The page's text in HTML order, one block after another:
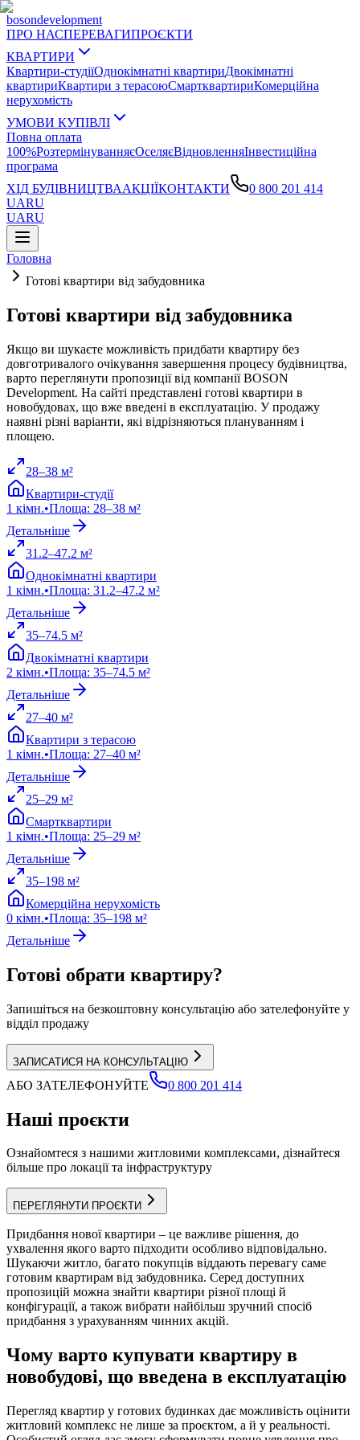
bosondevelopment
ПРО НАСПЕРЕВАГИПРОЄКТИ
КВАРТИРИ
Квартири-студіїОднокімнатні квартириДвокімнатні
квартириКвартири з терасоюСмартквартириКомерційна
нерухомість
УМОВИ КУПІВЛІ
Повна оплата
100%РозтермінуванняєОселяєВідновленняІнвестиційна
програма
ХІД БУДІВНИЦТВААКЦІЇКОНТАКТИ
0 800 201 414
UARU
UARU
Головна
Готові квартири від забудовника
Готові квартири від забудовника
Якщо ви шукаєте можливість придбати квартиру без
довготривалого очікування завершення процесу будівництва,
варто переглянути пропозиції від компанії BOSON
Development. На сайті представлені готові квартири в
новобудовах, що вже введені в експлуатацію. У продажу
наявні різні варіанти, які відрізняються плануванням і
площею.
28–38 м²
Квартири-студії
1 кімн.•Площа: 28–38 м²
Детальніше
31.2–47.2 м²
Однокімнатні квартири
1 кімн.•Площа: 31.2–47.2 м²
Детальніше
35–74.5 м²
Двокімнатні квартири
2 кімн.•Площа: 35–74.5 м²
Детальніше
27–40 м²
Квартири з терасою
1 кімн.•Площа: 27–40 м²
Детальніше
25–29 м²
Смартквартири
1 кімн.•Площа: 25–29 м²
Детальніше
35–198 м²
Комерційна нерухомість
0 кімн.•Площа: 35–198 м²
Детальніше
Готові обрати квартиру?
Запишіться на безкоштовну консультацію або зателефонуйте у
відділ продажу
ЗАПИСАТИСЯ НА КОНСУЛЬТАЦІЮ
АБО ЗАТЕЛЕФОНУЙТЕ 0 800 201 414
Наші проєкти
Ознайомтеся з нашими житловими комплексами, дізнайтеся
більше про локації та інфраструктуру
ПЕРЕГЛЯНУТИ ПРОЄКТИ
Придбання нової квартири – це важливе рішення, до
ухвалення якого варто підходити особливо відповідально.
Шукаючи житло, багато покупців віддають перевагу саме
готовим квартирам від забудовника. Серед доступних
пропозицій можна знайти квартири різної площі й
конфігурації, а також вибрати найбільш зручний спосіб
придбання з урахуванням чинних акцій.
Чому варто купувати квартиру в
новобудові, що введена в експлуатацію
Перегляд квартир у готових будинках дає можливість оцінити
житловий комплекс не лише за проєктом, а й у реальності.